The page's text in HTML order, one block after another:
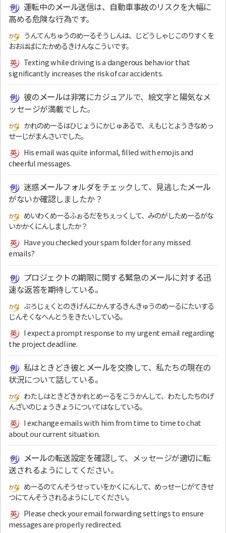
運転中のメール送信は、自動車事故のリスクを大幅に
高める危険な行為です。
うんてんちゅうのめーるそうしんは、じどうしゃじこのりすくを
おおはばにたかめるきけんなこういです。
Texting while driving is a dangerous behavior that
significantly increases the risk of car accidents.
彼のメールは非常にカジュアルで、絵文字と陽気なメ
ッセージが満載でした。
かれのめーるはひじょうにかじゅあるで、えもじとようきなめっ
せーじがまんさいでした。
His email was quite informal, filled with emojis and
cheerful messages.
迷惑メールフォルダをチェックして、見逃したメール
がないか確認しましたか？
めいわくめーるふぉるだをちぇっくして、みのがしためーるがな
いかかくにんしましたか？
Have you checked your spam folder for any missed
emails?
プロジェクトの期限に関する緊急のメールに対する迅
速な返答を期待している。
ぷろじぇくとのきげんにかんするきんきゅうのめーるにたいする
じんそくなへんとうをきたいしている。
I expect a prompt response to my urgent email regarding
the project deadline.
私はときどき彼と メールを交換して、私たちの現在の
状況について話している。
わたしはときどきかれとめーるをこうかんして、わたしたちのげ
んざいのじょうきょうについてはなしている。
I exchange emails with him from time to time to chat
about our current situation.
メールの転送設定を確認して、メッセージが適切に転
送されるようにしてください。
めーるのてんそうせっていをかくにんして、めっせーじがてきせ
つにてんそうされるようにしてください。
Please check your email forwarding settings to ensure
messages are properly redirected.